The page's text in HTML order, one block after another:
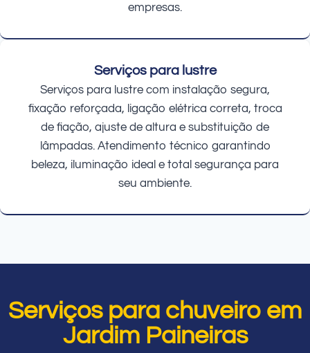
empresas.
Serviços para lustre
Serviços para lustre com instalação segura,
fixação reforçada, ligação elétrica correta, troca
de fiação, ajuste de altura e substituição de
lâmpadas. Atendimento técnico garantindo
beleza, iluminação ideal e total segurança para
seu ambiente.
Serviços para chuveiro em
Jardim Paineiras